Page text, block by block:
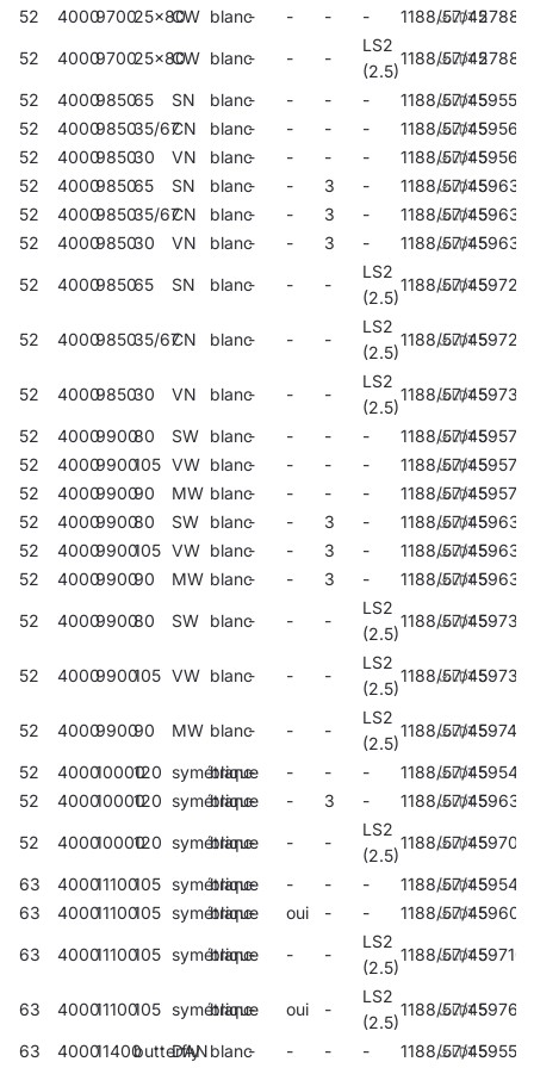
52
4000970025x80CW blanc- - - - 1188/57/45
52 4000970025x80CW blanc- - -
LS2
(2.5)
1188/57/45
52 4000985065 SN blanc- - - - 1188/57/45
52
4000985035/67CN blanc- - - - 1188/57/45
52
4000985030 VN blanc- - - - 1188/57/45
52
4000985065 SN blanc- - 3 - 1188/57/45
52
4000985035/67CN blanc- - 3 - 1188/57/45
52
4000985030 VN blanc- - 3 - 1188/57/45
52 4000985065 SN blanc- - -
LS2
(2.5)
1188/57/45
52 4000985035/67CN blanc- - -
LS2
(2.5)
1188/57/45
52 4000985030 VN blanc- - -
LS2
(2.5)
1188/57/45
52 4000990080 SW blanc- - - - 1188/57/45595714
52
40009900105 VW blanc- - - - 1188/57/45
52
4000990090 MW blanc- - - - 1188/57/45
52
4000990080 SW blanc- - 3 - 1188/57/45
52
40009900105 VW blanc- - 3 - 1188/57/45
52
4000990090 MW blanc- - 3 - 1188/57/45
52 4000990080 SW blanc- - -
LS2
(2.5)
1188/57/45
52 40009900105 VW blanc- - -
LS2
(2.5)
1188/57/45
52 4000990090 MW blanc- - -
LS2
(2.5)
1188/57/45
52 400010000120 symétrique
blanc- - - - 1188/57/45
52
400010000120 symétrique
blanc- - 3 - 1188/57/45
52 400010000120 symétrique
blanc- - -
LS2
(2.5)
1188/57/45
63 400011100105 symétrique
blanc- - - - 1188/57/45
63
400011100105 symétrique
blanc- oui - - 1188/57/45
63 400011100105 symétrique
blanc- - -
LS2
(2.5)
1188/57/45597107
63 400011100105 symétrique
blanc- oui -
LS2
(2.5)
1188/57/45597671
63 400011400butterfly
DANblanc- - - - 1188/57/45